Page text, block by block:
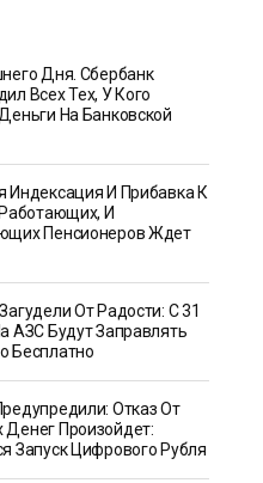
Дня. Сбербанк
Всех Тех, У Кого
На Банковской
Индексация И Прибавка К
И
Пенсионеров Ждет
От Радости: С 31
АЗС Будут Заправлять
Бесплатно
Отказ От
Произойдет:
Запуск Цифрового Рубля